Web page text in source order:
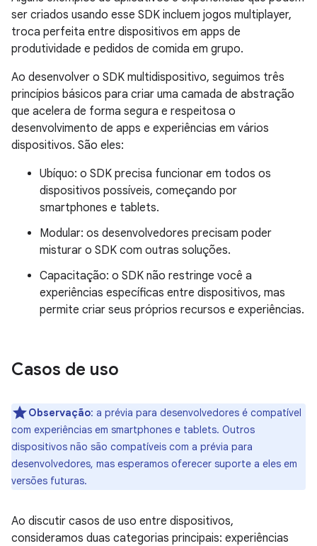
ser criados usando esse SDK incluem jogos multiplayer,
troca perfeita entre dispositivos em apps de
produtividade e pedidos de comida em grupo.
Ao desenvolver o SDK multidispositivo, seguimos três
princípios básicos para criar uma camada de abstração
que acelera de forma segura e respeitosa o
desenvolvimento de apps e experiências em vários
dispositivos. São eles:
Ubíquo: o SDK precisa funcionar em todos os
dispositivos possíveis, começando por
smartphones e tablets.
Modular: os desenvolvedores precisam poder
misturar o SDK com outras soluções.
Capacitação: o SDK não restringe você a
experiências específicas entre dispositivos, mas
permite criar seus próprios recursos e experiências.
Casos de uso
Observação: a prévia para desenvolvedores é compatível
com experiências em smartphones e tablets. Outros
dispositivos não são compatíveis com a prévia para
desenvolvedores, mas esperamos oferecer suporte a eles em
versões futuras.
Ao discutir casos de uso entre dispositivos,
consideramos duas categorias principais: experiências